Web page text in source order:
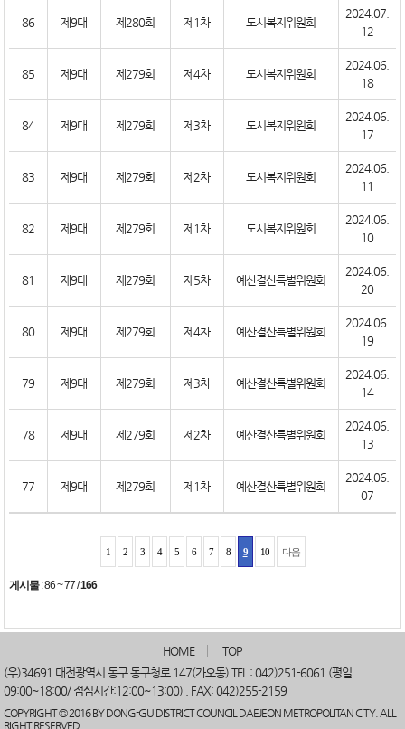
86 제9대 제280회 제1차 도시복지위원회
2024.07.
12
85 제9대 제279회 제4차 도시복지위원회
2024.06.
18
84 제9대 제279회 제3차 도시복지위원회
2024.06.
17
83 제9대 제279회 제2차 도시복지위원회
2024.06.
11
82 제9대 제279회 제1차 도시복지위원회
2024.06.
10
81 제9대 제279회 제5차 예산결산특별위원회
2024.06.
20
80 제9대 제279회 제4차 예산결산특별위원회
2024.06.
19
79 제9대 제279회 제3차 예산결산특별위원회
2024.06.
14
78 제9대 제279회 제2차 예산결산특별위원회
2024.06.
13
77 제9대 제279회 제1차 예산결산특별위원회
2024.06.
07
1 2 3 4 5 6 7 8 9 10 다음
게시물:86 ~ 77/166
HOME
TOP
(우)34691 대전광역시 동구 동구청로 147(가오동) TEL : 042)251-6061 (평일
09:00~18:00/ 점심시간:12:00~13:00) , FAX: 042)255-2159
COPYRIGHT © 2016 BY DONG-GU DISTRICT COUNCIL DAEJEON METROPOLITAN CITY. ALL
RIGHT RESERVED.